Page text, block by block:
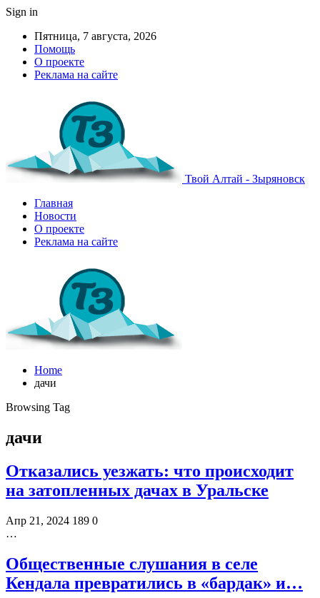
Sign in
Пятница, 7 августа, 2026
Помощь
О проекте
Реклама на сайте
Твой Алтай - Зыряновск
Главная
Новости
О проекте
Реклама на сайте
Home
дачи
Browsing Tag
дачи
Отказались уезжать: что происходит
на затопленных дачах в Уральске
Апр 21, 2024 189 0
…
Общественные слушания в селе
Кендала превратились в «бардак» и…